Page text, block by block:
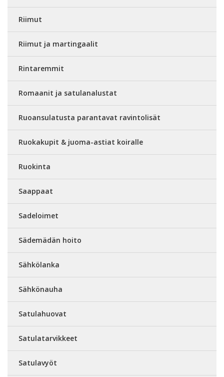
Riimut
Riimut ja martingaalit
Rintaremmit
Romaanit ja satulanalustat
Ruoansulatusta parantavat ravintolisät
Ruokakupit & juoma-astiat koiralle
Ruokinta
Saappaat
Sadeloimet
Sädemädän hoito
Sähkölanka
Sähkönauha
Satulahuovat
Satulatarvikkeet
Satulavyöt